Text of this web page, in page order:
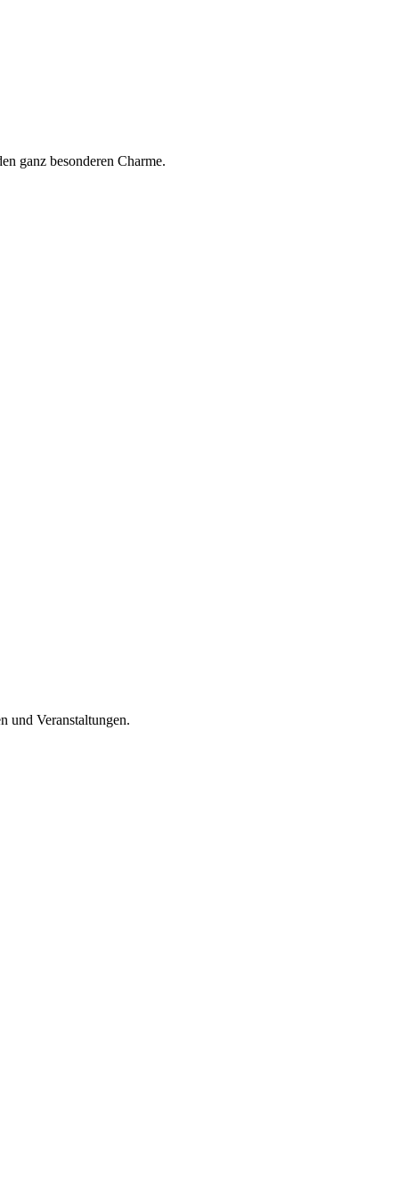
ganz besonderen Charme.
und Veranstaltungen.